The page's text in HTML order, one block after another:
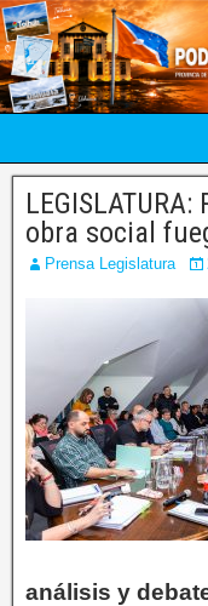
obra social
Prensa Legislatura
análisis y